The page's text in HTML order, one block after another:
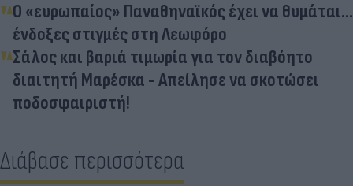
Ο «ευρωπαίος» Παναθηναϊκός έχει να θυμάται…
ένδοξες στιγμές στη Λεωφόρο
Σάλος και βαριά τιμωρία για τον διαβόητο
διαιτητή Μαρέσκα - Απείλησε να σκοτώσει
ποδοσφαιριστή!
Διάβασε περισσότερα